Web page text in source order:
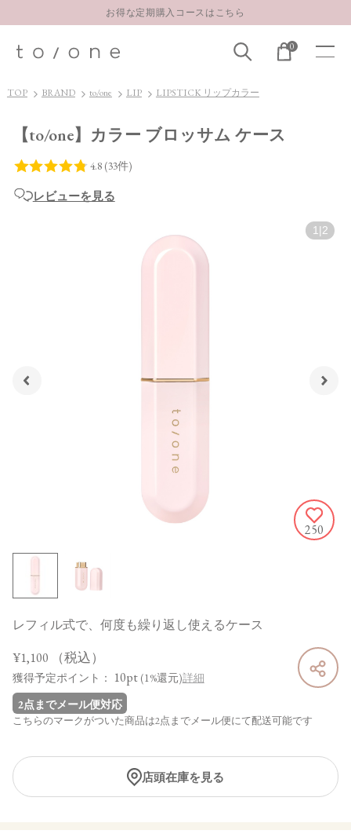
お得な定期購入コースはこちら
【重要】お盆期間中のお問い合わせと商品配送に関しまして
お得な定期購入コースはこちら
0
TOP BRAND to/one LIP LIPSTICK リップカラー
【to/one】カラー ブロッサム ケース
レビューを見る
1 | 2
250
レフィル式で、何度も繰り返し使えるケース
¥1,100 （税込）
獲得予定ポイント： 10pt (1%還元)詳細
2点までメール便対応
こちらのマークがついた商品は2点までメール便にて配送可能です
店頭在庫を見る